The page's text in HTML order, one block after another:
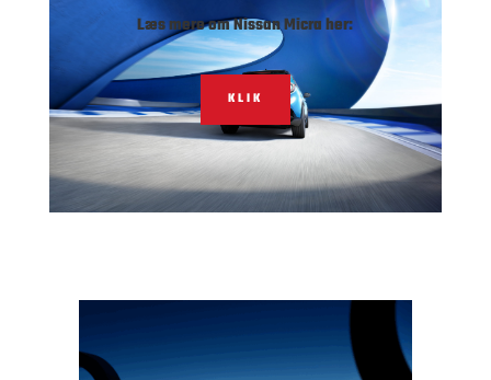
Læs mere om Nissan Micra her:
KLIK